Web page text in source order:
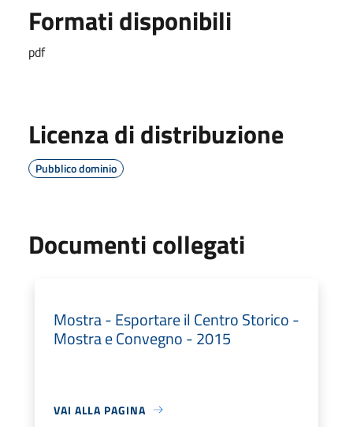
Formati disponibili
pdf
Licenza di distribuzione
Pubblico dominio
Documenti collegati
Mostra - Esportare il Centro Storico -
Mostra e Convegno - 2015
VAI ALLA PAGINA